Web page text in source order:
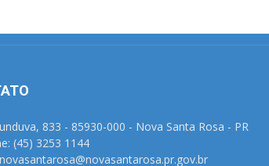
833 - 85930-000 - Nova Santa Rosa - PR
(45) 3253 1144